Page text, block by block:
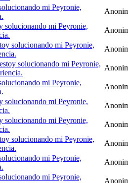
mi Peyronie,
solucionando mi Peyronie,
solucionando mi Peyronie,
solucionando mi Peyronie,
mi Peyronie,
solucionando mi Peyronie,
solucionando mi Peyronie,
solucionando mi Peyronie,
mi Peyronie,
mi Peyronie,